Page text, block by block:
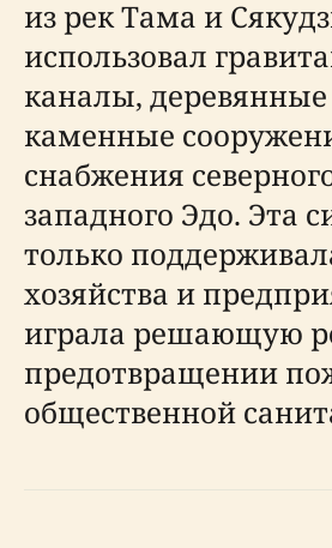
из рек Тама и
использовал
каналы,
каменные
снабжения
западного Эдо. Эта
только
хозяйства и
играла решающую
предотвращении
общественной